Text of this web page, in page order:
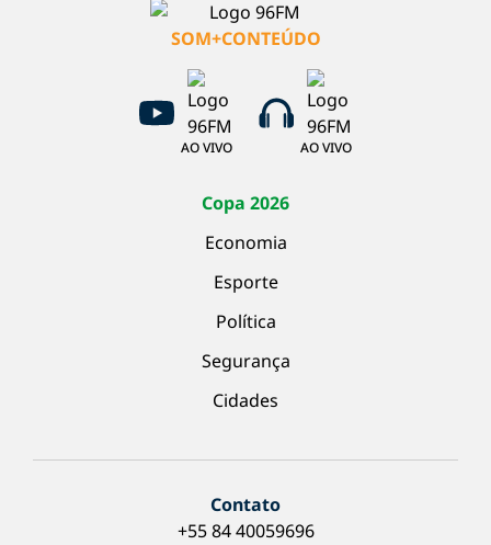
SOM+CONTEÚDO
AO VIVO AO VIVO
Copa 2026
Economia
Esporte
Política
Segurança
Cidades
Contato
+55 84 40059696